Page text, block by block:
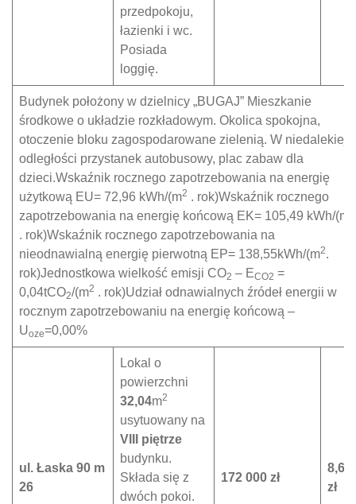
przedpokoju,
łazienki i wc.
Posiada
loggię.
Budynek położony w dzielnicy „BUGAJ” Mieszkanie
środkowe o układzie rozkładowym. Okolica spokojna,
otoczenie bloku zagospodarowane zielenią. W niedalekiej
odległości przystanek autobusowy, plac zabaw dla
dzieci.Wskaźnik rocznego zapotrzebowania na energię
użytkową EU= 72,96 kWh/(m2 . rok)Wskaźnik rocznego
zapotrzebowania na energię końcową EK= 105,49 kWh/(m
. rok)Wskaźnik rocznego zapotrzebowania na
nieodnawialną energię pierwotną EP= 138,55kWh/(m2.
rok)Jednostkowa wielkość emisji CO2 – ECO2 =
0,04tCO2/(m2 . rok)Udział odnawialnych źródeł energii w
rocznym zapotrzebowaniu na energię końcową –
Uoze=0,00%
ul. Łaska 90 m
26
Lokal o
powierzchni
32,04m2
usytuowany na
VIII piętrze
budynku.
Składa się z
dwóch pokoi.
172 000 zł
zł